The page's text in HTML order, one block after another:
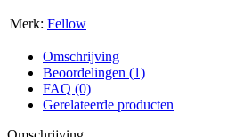
Merk: Fellow
Omschrijving
Beoordelingen (1)
FAQ (0)
Gerelateerde producten